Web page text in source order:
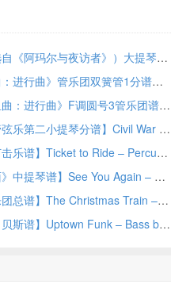
【劳埃德·康利《牧羊人之舞》（选自《阿玛尔与夜访者》）大提琴与管弦乐谱】Shepherd’s Dance (from Amahl and the Night Visitors) – Cello by Lloyd Conley Orchestra PDF乐谱下载
【詹姆斯·科诺《杂耍管弦乐团组曲：进行曲》管乐团双簧管1分谱】March from Suite for Variety Orchestra, No. 1 – Oboe by James Curnow Concert Band PDF乐谱下载
【詹姆斯·科诺《多元化管弦乐团组曲：进行曲》F调圆号3管乐团谱】March from Suite for Variety Orchestra, No. 1 – F Horn 3 by James Curnow Concert Band PDF乐谱下载
【罗伯特·朗菲尔德《内战回响》管弦乐第二小提琴分谱】Civil War Echoes – Violin 2 by Robert Longfield Orchestra PDF乐谱下载
【拉里·摩尔《单程车票》管弦乐打击乐谱】Ticket to Ride – Percussion by Larry Moore Orchestra PDF乐谱下载
【拉里·摩尔管弦乐版《再见你一面》中提琴谱】See You Again – Viola by Larry Moore Orchestra PDF乐谱下载
【肯尼斯·贝尔德《圣诞列车》弦乐团总谱】The Christmas Train – Conductor Score (Full Score) by Kenneth Baird String Orchestra PDF乐谱下载
【拉里·摩尔管弦乐版《放克名流》贝斯谱】Uptown Funk – Bass by Larry Moore Orchestra PDF乐谱下载